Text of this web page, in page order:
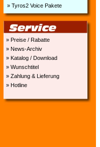
» Tyros2 Voice Pakete
» Preise / Rabatte
» News-Archiv
» Katalog / Download
» Wunschtitel
» Zahlung & Lieferung
» Hotline